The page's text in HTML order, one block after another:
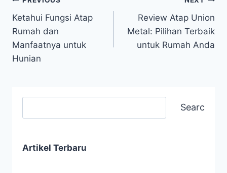
Ketahui Fungsi Atap
Rumah dan
Manfaatnya untuk
Hunian
Review Atap Union
Metal: Pilihan Terbaik
untuk Rumah Anda
Search
Artikel Terbaru